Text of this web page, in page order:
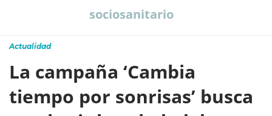
sociosanitario
Actualidad
La campaña ‘Cambia
tiempo por sonrisas’ busca